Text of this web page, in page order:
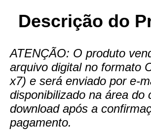
Descrição do
ATENÇÃO: O produto
arquivo digital no formato
x7) e será enviado por e-
disponibilizado na área do
download após a
pagamento.